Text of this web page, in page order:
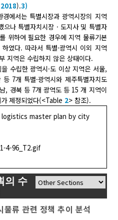
).3)
에서는 특별시장과 광역시장의 지역
나 특별자치시장 · 도지사 및 특별자
위하여 필요한 경우에 지역 물류기본
였다. 따라서 특별·광역시 이외 지역
지역은 수립하지 않은 상태이다.
수립한 광역시·도 이상 지역은 서울,
7개 특별·광역시와 제주특별자치도
, 경북 등 7개 광역도 등 15 개 지역이
제정되었다(<Table 2> 참조).
master plan by city
의 수
류 관련 정책 추이 분석